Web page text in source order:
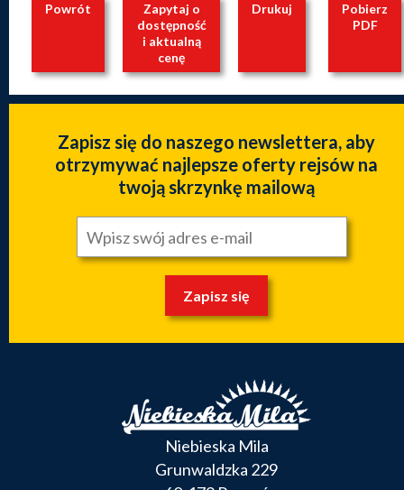
Powrót
Zapytaj o
dostępność
i aktualną
cenę
Drukuj
Pobierz
PDF
Zapisz się do naszego newslettera, aby
otrzymywać najlepsze oferty rejsów na
twoją skrzynkę mailową
Zapisz się
Niebieska Mila
Grunwaldzka 229